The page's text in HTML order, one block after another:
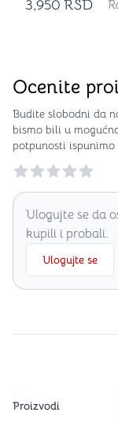
3,950 RSD
Ocenite
Budite slobodni da
bismo bili u
potpunosti ispunimo
Reviews
Ulogujte se da
kupili i probali.
Ulogujte se
Proizvodi